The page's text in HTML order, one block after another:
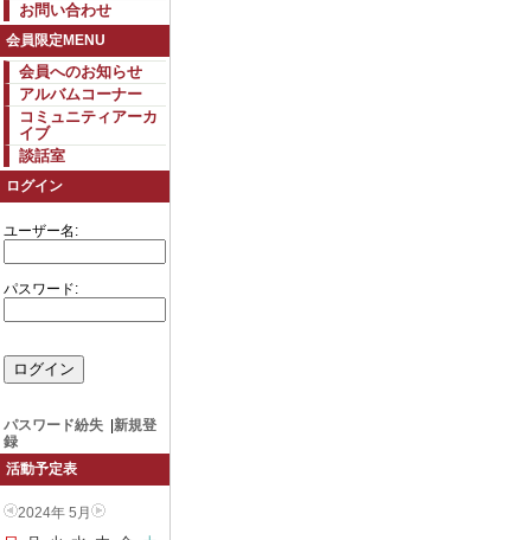
お問い合わせ
会員限定MENU
会員へのお知らせ
アルバムコーナー
コミュニティアーカ
イブ
談話室
ログイン
ユーザー名:
パスワード:
パスワード紛失
新規登
録
活動予定表
2024年 5月